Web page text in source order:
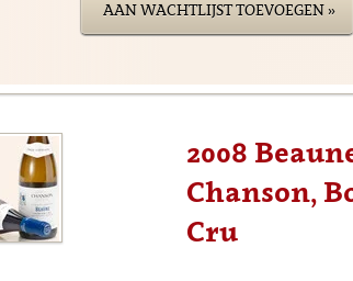
AAN WACHTLIJST TOEVOEGEN »
2008
Chanson,
Cru